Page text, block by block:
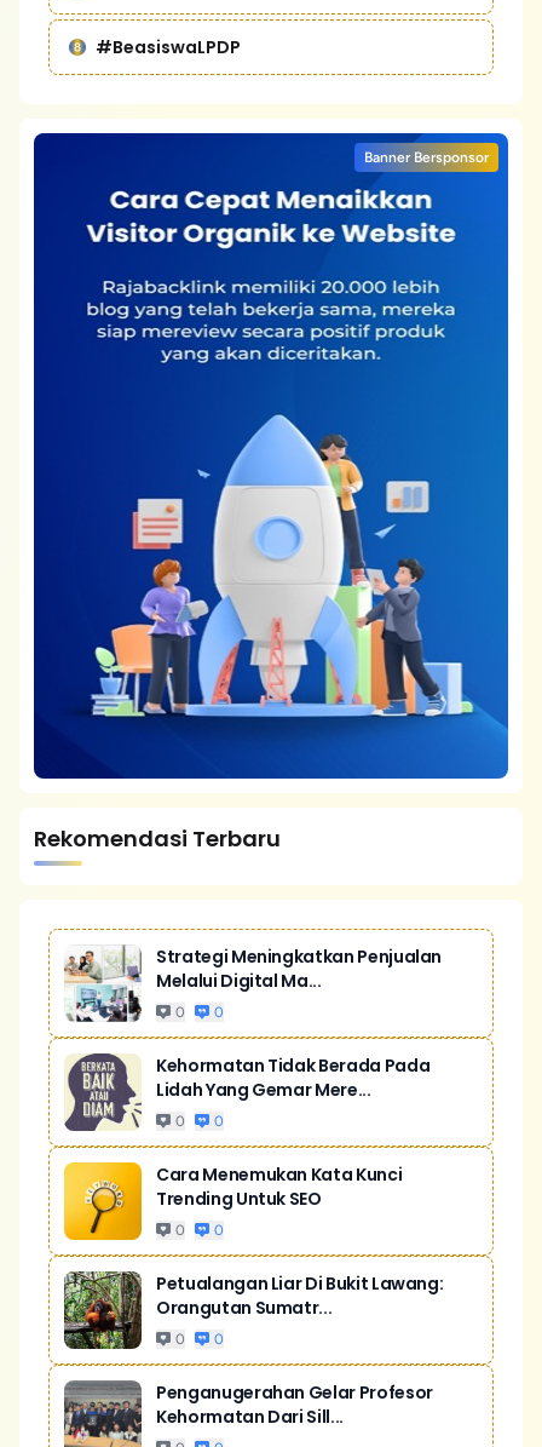
#BeasiswaLPDP
Banner Bersponsor
Rekomendasi Terbaru
Strategi Meningkatkan Penjualan
Melalui Digital Ma...
0 0
Kehormatan Tidak Berada Pada
Lidah Yang Gemar Mere...
0 0
Cara Menemukan Kata Kunci
Trending Untuk SEO
0 0
Petualangan Liar Di Bukit Lawang:
Orangutan Sumatr...
0 0
Penganugerahan Gelar Profesor
Kehormatan Dari Sill...